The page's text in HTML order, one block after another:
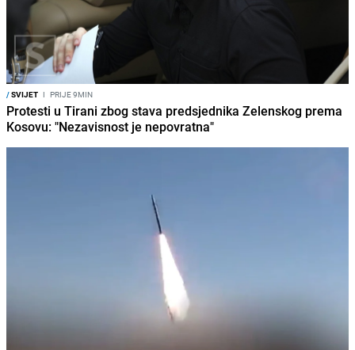
/SVIJET I PRIJE 9MIN
Protesti u Tirani zbog stava predsjednika Zelenskog prema
Kosovu: "Nezavisnost je nepovratna"